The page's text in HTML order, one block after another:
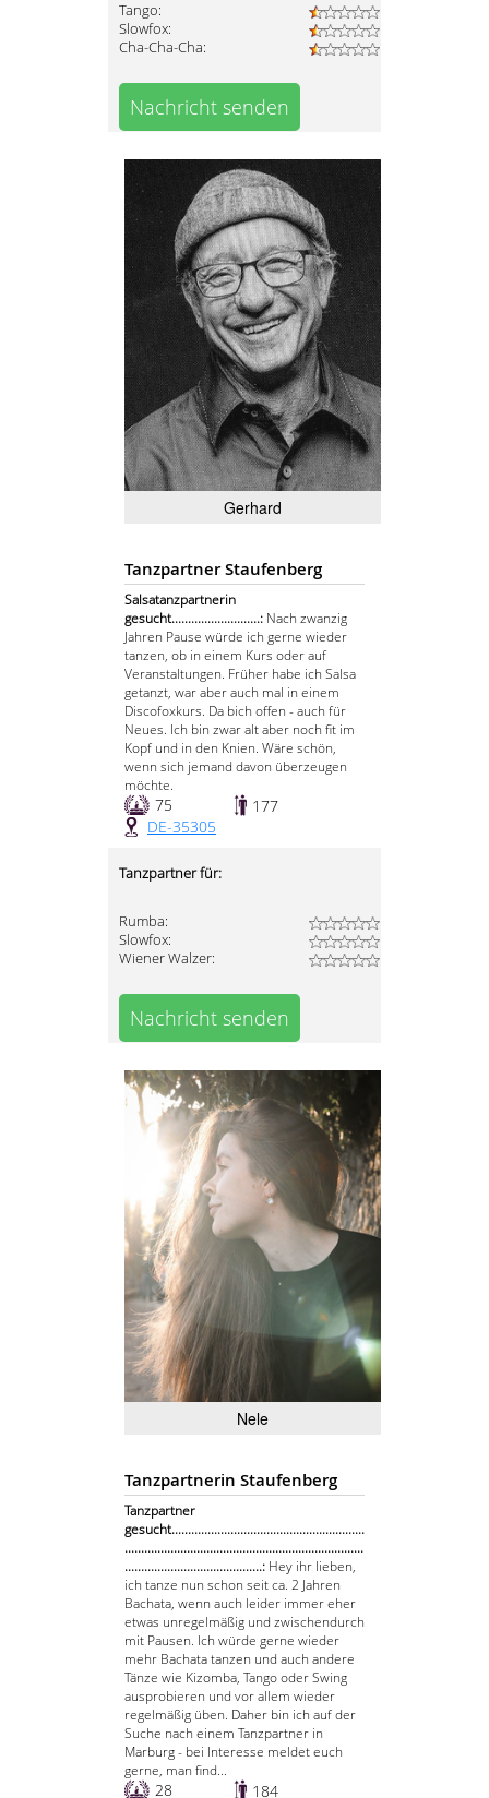
Tango:
Slowfox:
Cha-Cha-Cha:
Nachricht senden
Gerhard
Tanzpartner Staufenberg
Salsatanzpartnerin
gesucht...........................: Nach zwanzig
Jahren Pause würde ich gerne wieder
tanzen, ob in einem Kurs oder auf
Veranstaltungen. Früher habe ich Salsa
getanzt, war aber auch mal in einem
Discofoxkurs. Da bich offen - auch für
Neues. Ich bin zwar alt aber noch fit im
Kopf und in den Knien. Wäre schön,
wenn sich jemand davon überzeugen
möchte.
75
177
DE-35305
Tanzpartner für:
Rumba:
Slowfox:
Wiener Walzer:
Nachricht senden
Nele
Tanzpartnerin Staufenberg
Tanzpartner
gesucht...........................................................
.........................................................................
..........................................: Hey ihr lieben,
ich tanze nun schon seit ca. 2 Jahren
Bachata, wenn auch leider immer eher
etwas unregelmäßig und zwischendurch
mit Pausen. Ich würde gerne wieder
mehr Bachata tanzen und auch andere
Tänze wie Kizomba, Tango oder Swing
ausprobieren und vor allem wieder
regelmäßig üben. Daher bin ich auf der
Suche nach einem Tanzpartner in
Marburg - bei Interesse meldet euch
gerne, man find...
28 184